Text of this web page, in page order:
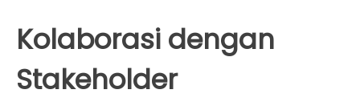
Kolaborasi dengan
Stakeholder